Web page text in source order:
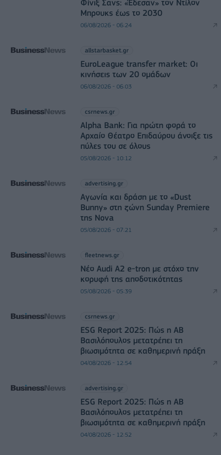
Φίνιξ Σανς: «Έδεσαν» τον Ντίλον
Μπρουκς έως το 2030
06/08/2026 - 06:24
allstarbasket.gr
EuroLeague transfer market: Οι
κινήσεις των 20 ομάδων
06/08/2026 - 06:03
csrnews.gr
Alpha Bank: Για πρώτη φορά το
Αρχαίο Θέατρο Επιδαύρου άνοιξε τις
πύλες του σε όλους
05/08/2026 - 10:12
advertising.gr
Αγωνία και δράση με το «Dust
Bunny» στη ζώνη Sunday Premiere
της Nova
05/08/2026 - 07:21
fleetnews.gr
Νέο Audi A2 e-tron με στόχο την
κορυφή της αποδοτικότητας
05/08/2026 - 05:39
csrnews.gr
ESG Report 2025: Πώς η ΑΒ
Βασιλόπουλος μετατρέπει τη
βιωσιμότητα σε καθημερινή πράξη
04/08/2026 - 12:54
advertising.gr
ESG Report 2025: Πώς η ΑΒ
Βασιλόπουλος μετατρέπει τη
βιωσιμότητα σε καθημερινή πράξη
04/08/2026 - 12:52